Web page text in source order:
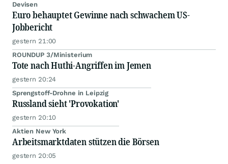
Devisen
Euro behauptet Gewinne nach schwachem US-
Jobbericht
gestern 21:00
ROUNDUP 3/Ministerium
Tote nach Huthi-Angriffen im Jemen
gestern 20:24
Sprengstoff-Drohne in Leipzig
Russland sieht 'Provokation'
gestern 20:10
Aktien New York
Arbeitsmarktdaten stützen die Börsen
gestern 20:05